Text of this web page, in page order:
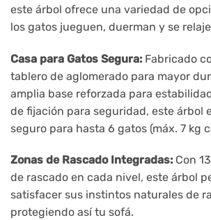
este árbol ofrece una variedad de
los gatos jueguen, duerman y se
Casa para Gatos Segura: Fabricado
tablero de aglomerado para mayor
amplia base reforzada para
de fijación para seguridad, este árbol
seguro para hasta 6 gatos (máx. 7 kg
Zonas de Rascado Integradas: Con
de rascado en cada nivel, este árbol
satisfacer sus instintos naturales de
protegiendo así tu sofá.